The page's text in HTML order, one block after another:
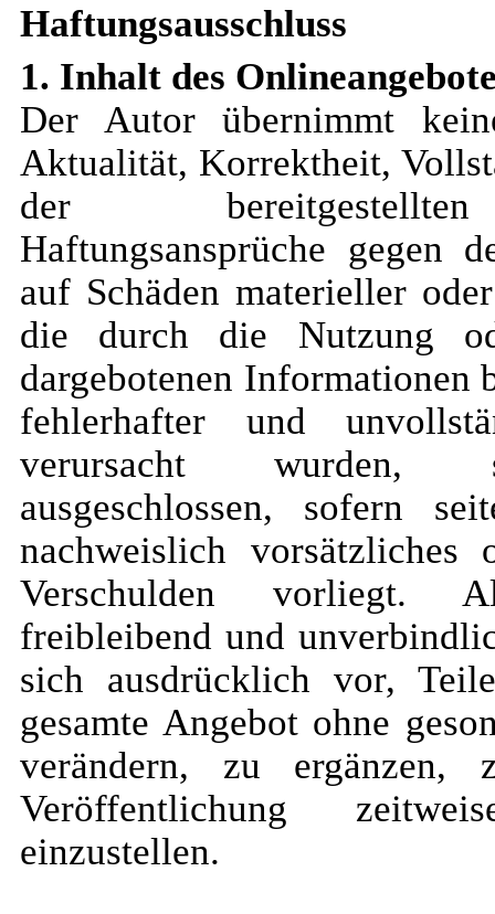
Haftungsausschluss
1. Inhalt des
Der Autor übernimmt
Aktualität, Korrektheit,
der
Haftungsansprüche gegen
auf Schäden materieller
die durch die Nutzung
dargebotenen Informationen
fehlerhafter und
verursacht wurden,
ausgeschlossen, sofern
nachweislich vorsätzliches
Verschulden vorliegt.
freibleibend und
sich ausdrücklich vor,
gesamte Angebot ohne
verändern, zu
Veröffentlichung
einzustellen.